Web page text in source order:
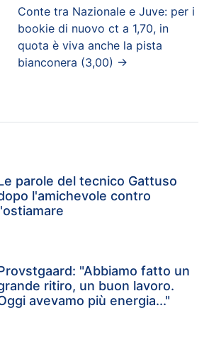
Conte tra Nazionale e Juve: per i
bookie di nuovo ct a 1,70, in
quota è viva anche la pista
bianconera (3,00) →
parole del tecnico Gattuso
l'amichevole contro
"Abbiamo fatto un
ritiro, un buon lavoro.
avevamo più energia..."